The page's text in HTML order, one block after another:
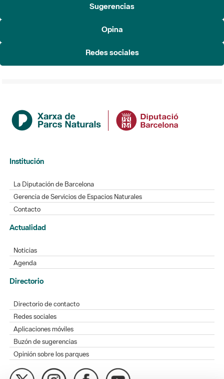
Sugerencias
Opina
Redes sociales
Institución
La Diputación de Barcelona
Gerencia de Servicios de Espacios Naturales
Contacto
Actualidad
Noticias
Agenda
Directorio
Directorio de contacto
Redes sociales
Aplicaciones móviles
Buzón de sugerencias
Opinión sobre los parques